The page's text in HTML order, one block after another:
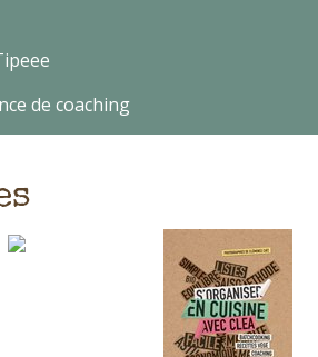
de coaching